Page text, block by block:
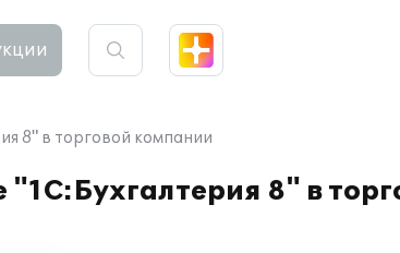
8" в торговой компании
"1С:Бухгалтерия 8" в